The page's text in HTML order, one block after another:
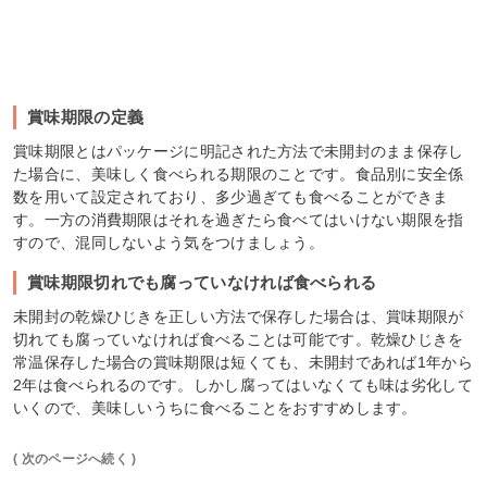
賞味期限の定義
賞味期限とはパッケージに明記された方法で未開封のまま保存し
た場合に、美味しく食べられる期限のことです。食品別に安全係
数を用いて設定されており、多少過ぎても食べることができま
す。一方の消費期限はそれを過ぎたら食べてはいけない期限を指
すので、混同しないよう気をつけましょう。
賞味期限切れでも腐っていなければ食べられる
未開封の乾燥ひじきを正しい方法で保存した場合は、賞味期限が
切れても腐っていなければ食べることは可能です。乾燥ひじきを
常温保存した場合の賞味期限は短くても、未開封であれば1年から
2年は食べられるのです。しかし腐ってはいなくても味は劣化して
いくので、美味しいうちに食べることをおすすめします。
( 次のページへ続く )